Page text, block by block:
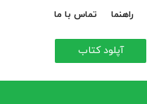
راهنما تماس با ما
آپلود کتاب